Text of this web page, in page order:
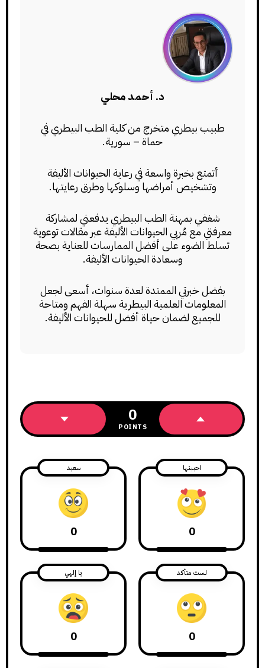
د. أحمد محلي
طبيب بيطري متخرج من كلية الطب البيطري في
حماة – سورية.
أتمتع بخبرة واسعة في رعاية الحيوانات الأليفة
وتشخيص أمراضها وسلوكها وطرق رعايتها.
شغفي بمهنة الطب البيطري يدفعني لمشاركة
معرفتي مع مُربي الحيوانات الأليفة عبر مقالات توعوية
تسلط الضوء على أفضل الممارسات للعناية بصحة
وسعادة الحيوانات الأليفة.
بفضل خبرتي الممتدة لعدة سنوات، أسعى لجعل
المعلومات العلمية البيطرية سهلة الفهم ومتاحة
للجميع لضمان حياة أفضل للحيوانات الأليفة.
0
POINTS
احببتها
0
سعيد
0
لست متأكد
0
يا إلهي
0